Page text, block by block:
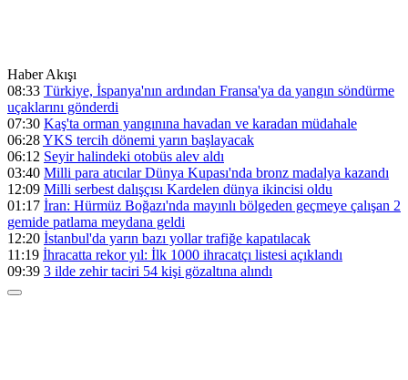
Haber Akışı
08:33 Türkiye, İspanya'nın ardından Fransa'ya da yangın söndürme
uçaklarını gönderdi
07:30 Kaş'ta orman yangınına havadan ve karadan müdahale
06:28YKS tercih dönemi yarın başlayacak
06:12 Seyir halindeki otobüs alev aldı
03:40 Milli para atıcılar Dünya Kupası'nda bronz madalya kazandı
12:09 Milli serbest dalışçısı Kardelen dünya ikincisi oldu
01:17 İran: Hürmüz Boğazı'nda mayınlı bölgeden geçmeye çalışan 2
gemide patlama meydana geldi
12:20 İstanbul'da yarın bazı yollar trafiğe kapatılacak
11:19 İhracatta rekor yıl: İlk 1000 ihracatçı listesi açıklandı
09:39 3 ilde zehir taciri 54 kişi gözaltına alındı